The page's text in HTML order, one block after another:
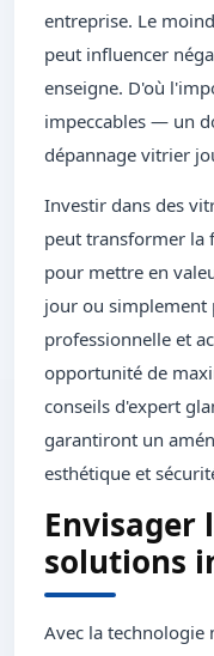
entreprise. Le
peut influencer
enseigne. D'où
impeccables — un
dépannage vitrier
Investir dans des
peut transformer la
pour mettre en
jour ou simplement
professionnelle et
opportunité de
conseils d'expert
garantiront un
esthétique et
Envisager
solutions
Avec la technologie